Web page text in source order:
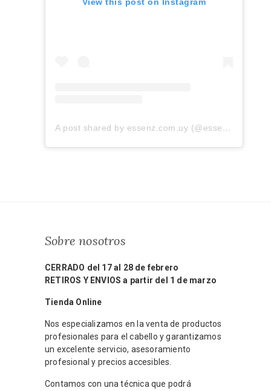
A post shared by essenz.com.uy (@essenz.com.uy)
Sobre nosotros
CERRADO del 17 al 28 de febrero
RETIROS Y ENVIOS a partir del 1 de marzo
Tienda Online
Nos especializamos en la venta de productos
profesionales para el cabello y garantizamos
un excelente servicio, asesoramiento
profesional y precios accesibles.
Contamos con una técnica que podrá